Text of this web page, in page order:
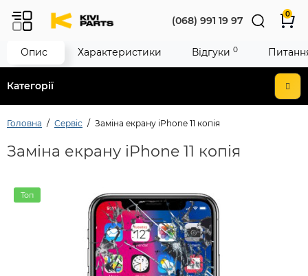
Категорії
(068) 991 19 97
0
Головна Сервіс Заміна екрану iPhone 11 копія
Заміна екрану iPhone 11 копія
Топ
Опис Характеристики Відгуки 0